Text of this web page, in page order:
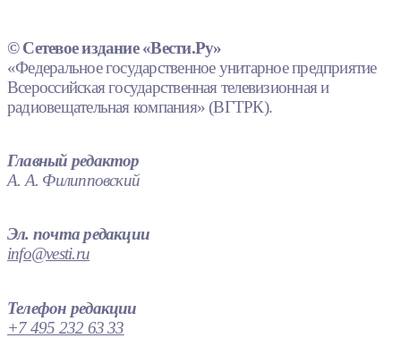
© Сетевое издание «Вести.Ру»
«Федеральное государственное унитарное предприятие
Всероссийская государственная телевизионная и
радиовещательная компания» (ВГТРК).
Главный редактор
А. А. Филипповский
Эл. почта редакции
info@vesti.ru
Телефон редакции
+7 495 232 63 33